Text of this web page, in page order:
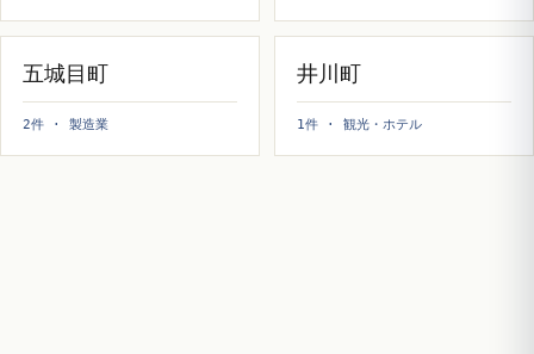
五城目町
2件 · 製造業
井川町
1件 · 観光・ホテル